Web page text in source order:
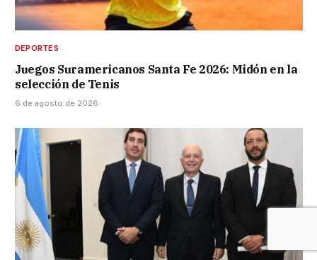
DEPORTES
Juegos Suramericanos Santa Fe 2026: Midón en la
selección de Tenis
6 de agosto de 2026